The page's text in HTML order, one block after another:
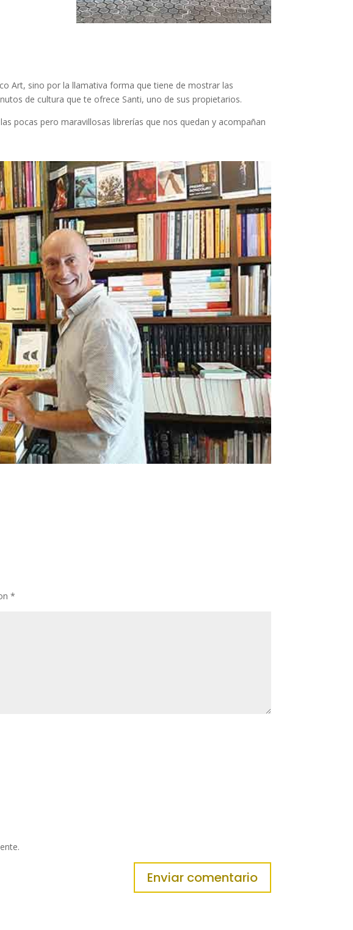
Art, sino por la llamativa forma que tiene de mostrar las
de cultura que te ofrece Santi, uno de sus propietarios.
pocas pero maravillosas librerías que nos quedan y acompañan
*